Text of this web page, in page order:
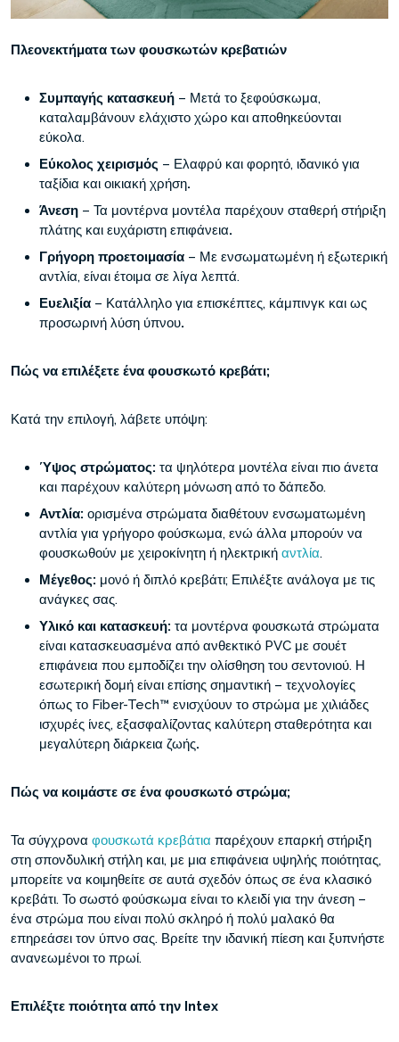
Πλεονεκτήματα των φουσκωτών κρεβατιών
Συμπαγής κατασκευή – Μετά το ξεφούσκωμα,
καταλαμβάνουν ελάχιστο χώρο και αποθηκεύονται
εύκολα.
Εύκολος χειρισμός – Ελαφρύ και φορητό, ιδανικό για
ταξίδια και οικιακή χρήση.
Άνεση – Τα μοντέρνα μοντέλα παρέχουν σταθερή στήριξη
πλάτης και ευχάριστη επιφάνεια.
Γρήγορη προετοιμασία – Με ενσωματωμένη ή εξωτερική
αντλία, είναι έτοιμα σε λίγα λεπτά.
Ευελιξία – Κατάλληλο για επισκέπτες, κάμπινγκ και ως
προσωρινή λύση ύπνου.
Πώς να επιλέξετε ένα φουσκωτό κρεβάτι;
Κατά την επιλογή, λάβετε υπόψη:
Ύψος στρώματος: τα ψηλότερα μοντέλα είναι πιο άνετα
και παρέχουν καλύτερη μόνωση από το δάπεδο.
Αντλία: ορισμένα στρώματα διαθέτουν ενσωματωμένη
αντλία για γρήγορο φούσκωμα, ενώ άλλα μπορούν να
φουσκωθούν με χειροκίνητη ή ηλεκτρική αντλία.
Μέγεθος: μονό ή διπλό κρεβάτι; Επιλέξτε ανάλογα με τις
ανάγκες σας.
Υλικό και κατασκευή: τα μοντέρνα φουσκωτά στρώματα
είναι κατασκευασμένα από ανθεκτικό PVC με σουέτ
επιφάνεια που εμποδίζει την ολίσθηση του σεντονιού. Η
εσωτερική δομή είναι επίσης σημαντική – τεχνολογίες
όπως το Fiber-Tech™ ενισχύουν το στρώμα με χιλιάδες
ισχυρές ίνες, εξασφαλίζοντας καλύτερη σταθερότητα και
μεγαλύτερη διάρκεια ζωής.
Πώς να κοιμάστε σε ένα φουσκωτό στρώμα;
Τα σύγχρονα φουσκωτά κρεβάτια παρέχουν επαρκή στήριξη
στη σπονδυλική στήλη και, με μια επιφάνεια υψηλής ποιότητας,
μπορείτε να κοιμηθείτε σε αυτά σχεδόν όπως σε ένα κλασικό
κρεβάτι. Το σωστό φούσκωμα είναι το κλειδί για την άνεση –
ένα στρώμα που είναι πολύ σκληρό ή πολύ μαλακό θα
επηρεάσει τον ύπνο σας. Βρείτε την ιδανική πίεση και ξυπνήστε
ανανεωμένοι το πρωί.
Επιλέξτε ποιότητα από την Intex